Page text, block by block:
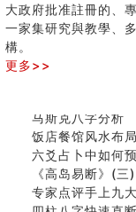
大政府批准註冊的、
一家集研究與教學、
構。
更多>>
七夕节 我国唯一
手指饱满福运加
《高岛易断》(四)
民間風水知識九
饭店餐馆风水布
六爻占卜中如何
《高岛易断》(三)
专家点评手上九
四柱八字快速直